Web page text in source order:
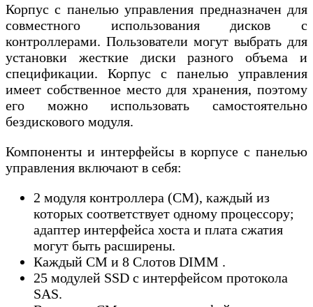
Корпус с панелью управления предназначен для
совместного использования дисков с
контроллерами. Пользователи могут выбрать для
установки жесткие диски разного объема и
спецификации. Корпус с панелью управления
имеет собственное место для хранения, поэтому
его можно использовать самостоятельно
бездискового модуля.
Компоненты и интерфейсы в корпусе с панелью
управления включают в себя:
2 модуля контроллера (CM), каждый из
которых соответствует одному процессору;
адаптер интерфейса хоста и плата сжатия
могут быть расширены.
Каждый CM и 8 Слотов DIMM .
25 модулей SSD с интерфейсом протокола
SAS.